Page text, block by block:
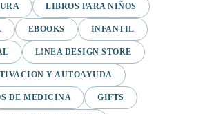
LIBROS PARA NIÑOS
EBOOKS INFANTIL
L!NEA DESIGN STORE
Y AUTOAYUDA
DE MEDICINA GIFTS